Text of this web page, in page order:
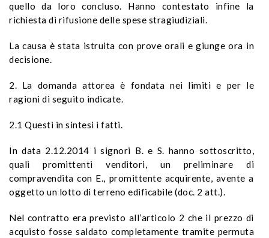
quello da loro concluso. Hanno contestato infine la
richiesta di rifusione delle spese stragiudiziali.
La causa è stata istruita con prove orali e giunge ora in
decisione.
2. La domanda attorea è fondata nei limiti e per le
ragioni di seguito indicate.
2.1 Questi in sintesi i fatti.
In data 2.12.2014 i signori B. e S. hanno sottoscritto,
quali promittenti venditori, un preliminare di
compravendita con E., promittente acquirente, avente a
oggetto un lotto di terreno edificabile (doc. 2 att.).
Nel contratto era previsto all’articolo 2 che il prezzo di
acquisto fosse saldato completamente tramite permuta